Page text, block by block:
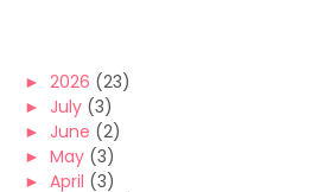
► 2026 (23)
► July (3)
► June (2)
► May (3)
► April (3)